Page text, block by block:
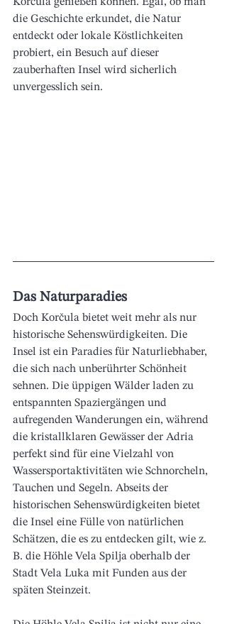
die Geschichte erkundet, die Natur
entdeckt oder lokale Köstlichkeiten
probiert, ein Besuch auf dieser
zauberhaften Insel wird sicherlich
unvergesslich sein.
Das Naturparadies
Doch Korčula bietet weit mehr als nur
historische Sehenswürdigkeiten. Die
Insel ist ein Paradies für Naturliebhaber,
die sich nach unberührter Schönheit
sehnen. Die üppigen Wälder laden zu
entspannten Spaziergängen und
aufregenden Wanderungen ein, während
die kristallklaren Gewässer der Adria
perfekt sind für eine Vielzahl von
Wassersportaktivitäten wie Schnorcheln,
Tauchen und Segeln. Abseits der
historischen Sehenswürdigkeiten bietet
die Insel eine Fülle von natürlichen
Schätzen, die es zu entdecken gilt, wie z.
B. die Höhle Vela Spilja oberhalb der
Stadt Vela Luka mit Funden aus der
späten Steinzeit.